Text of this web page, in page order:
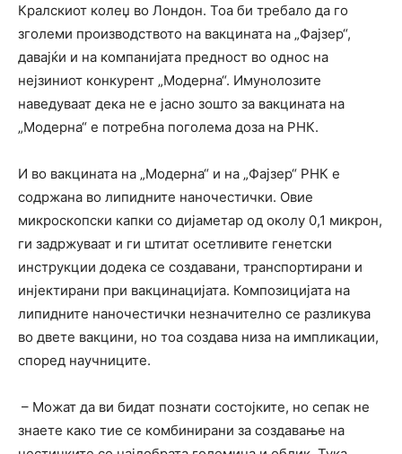
Кралскиот колеџ во Лондон. Тоа би требало да го
зголеми производството на вакцината на „Фајзер“,
давајќи и на компанијата предност во однос на
нејзиниот конкурент „Модерна“. Имунолозите
наведуваат дека не е јасно зошто за вакцината на
„Модерна“ е потребна поголема доза на РНК.
И во вакцината на „Модерна“ и на „Фајзер“ РНК е
содржана во липидните наночестички. Овие
микроскопски капки со дијаметар од околу 0,1 микрон,
ги задржуваат и ги штитат осетливите генетски
инструкции додека се создавани, транспортирани и
инјектирани при вакцинацијата. Композицијата на
липидните наночестички незначително се разликува
во двете вакцини, но тоа создава низа на импликации,
според научниците.
– Можат да ви бидат познати состојките, но сепак не
знаете како тие се комбинирани за создавање на